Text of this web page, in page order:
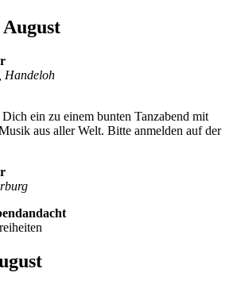
Handeloh
ein zu einem bunten Tanzabend mit
aus aller Welt. Bitte anmelden auf der